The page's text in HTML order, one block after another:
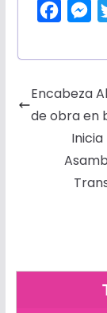
c
o
M
s
n
g
e
Encabeza
de obra en